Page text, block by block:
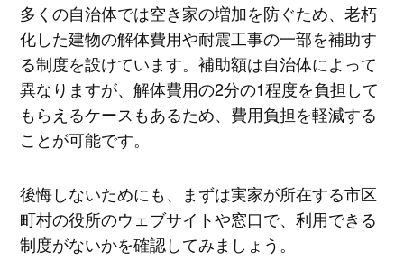
多くの自治体では空き家の増加を防ぐため、老朽
化した建物の解体費用や耐震工事の一部を補助す
る制度を設けています。補助額は自治体によって
異なりますが、解体費用の2分の1程度を負担して
もらえるケースもあるため、費用負担を軽減する
ことが可能です。
後悔しないためにも、まずは実家が所在する市区
町村の役所のウェブサイトや窓口で、利用できる
制度がないかを確認してみましょう。